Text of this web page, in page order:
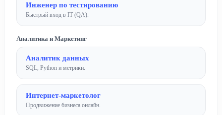
Инженер по тестированию
Быстрый вход в IT (QA).
Аналитика и Маркетинг
Аналитик данных
SQL, Python и метрики.
Интернет-маркетолог
Продвижение бизнеса онлайн.